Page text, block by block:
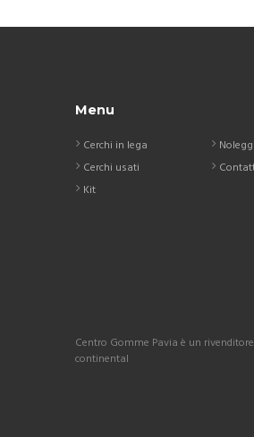
Menu
Cerchi in lega
Cerchi usati
Kit
Centro Gomme Pavia è un
continental